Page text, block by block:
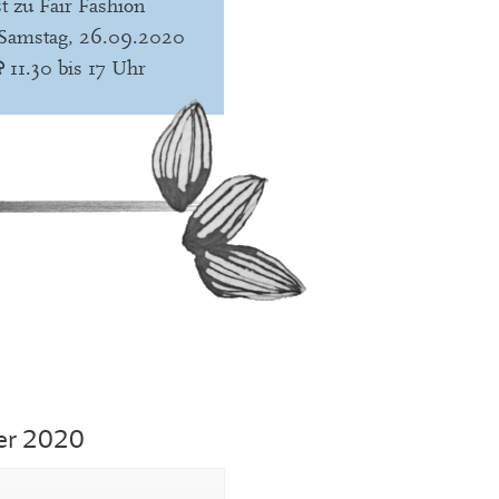
zu Fair Fashion
26.09.2020
11.30 bis 17 Uhr
2020